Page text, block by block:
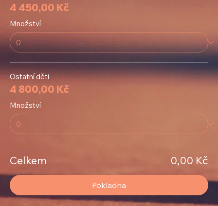
4 450,00 Kč
Množství
Ostatní děti
4 800,00 Kč
Množství
Celkem 0,00 Kč
Pokladna